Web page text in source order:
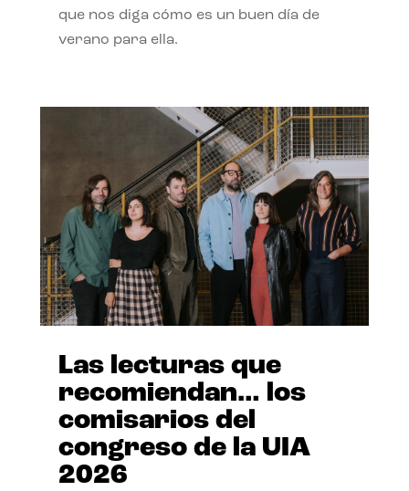
que nos diga cómo es un buen día de
verano para ella.
Las lecturas que
recomiendan… los
comisarios del
congreso de la UIA
2026